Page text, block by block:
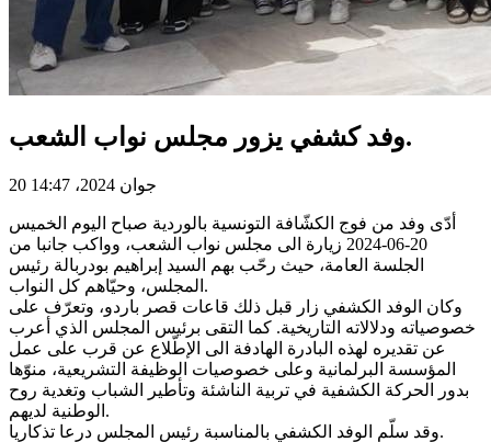
وفد كشفي يزور مجلس نواب الشعب.
20 جوان 2024، 14:47
أدّى وفد من فوج الكشّافة التونسية بالوردية صباح اليوم الخميس
20-06-2024 زيارة الى مجلس نواب الشعب، وواكب جانبا من
الجلسة العامة، حيث رحّب بهم السيد إبراهيم بودربالة رئيس
المجلس، وحيّاهم كل النواب.
وكان الوفد الكشفي زار قبل ذلك قاعات قصر باردو، وتعرّف على
خصوصياته ودلالاته التاريخية. كما التقى برئيس المجلس الذي أعرب
عن تقديره لهذه البادرة الهادفة الى الإطّلاع عن قرب على عمل
المؤسسة البرلمانية وعلى خصوصيات الوظيفة التشريعية، منوّها
بدور الحركة الكشفية في تربية الناشئة وتأطير الشباب وتغدية روح
الوطنية لديهم.
وقد سلّم الوفد الكشفي بالمناسبة رئيس المجلس درعا تذكاريا.